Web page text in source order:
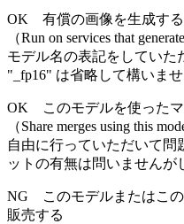
OK 有償の画像を生成す
（Run on services that
モデル名の表記をしていた
"_fp16" は省略して構いま
OK このモデルを使った
（Share merges using this
自由に行っていただいて問
ットの有無は問いませんが
NG このモデルまたはこ
販売する